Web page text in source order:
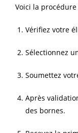
Voici la
Vérifiez votre
Sélectionnez
Soumettez
Après
des bornes.